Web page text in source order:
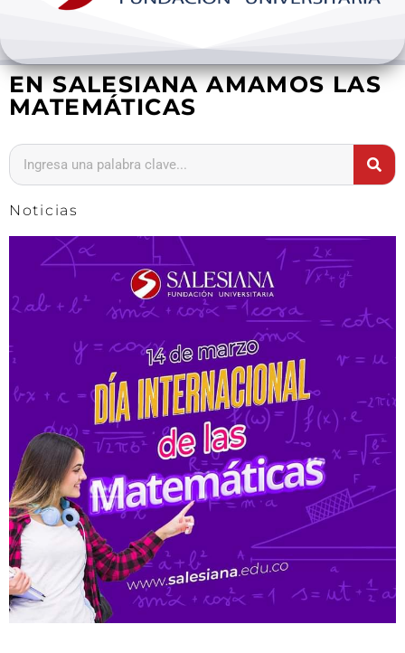
Internacionalización
Extension y desarrollo
EN SALESIANA AMAMOS LAS
MATEMÁTICAS
Noticias